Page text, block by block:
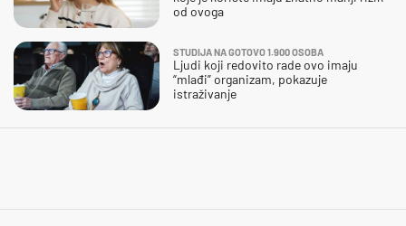
od ovoga
STUDIJA NA GOTOVO 1.900 OSOBA
Ljudi koji redovito rade ovo imaju
“mlađi” organizam, pokazuje
istraživanje